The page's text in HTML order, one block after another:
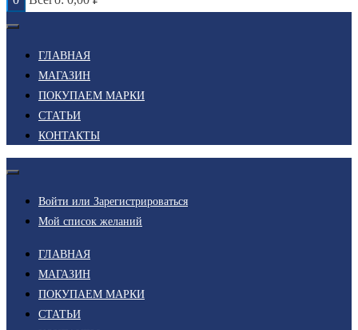
ГЛАВНАЯ
МАГАЗИН
ПОКУПАЕМ МАРКИ
СТАТЬИ
КОНТАКТЫ
Войти или Зарегистрироваться
Мой список желаний
ГЛАВНАЯ
МАГАЗИН
ПОКУПАЕМ МАРКИ
СТАТЬИ